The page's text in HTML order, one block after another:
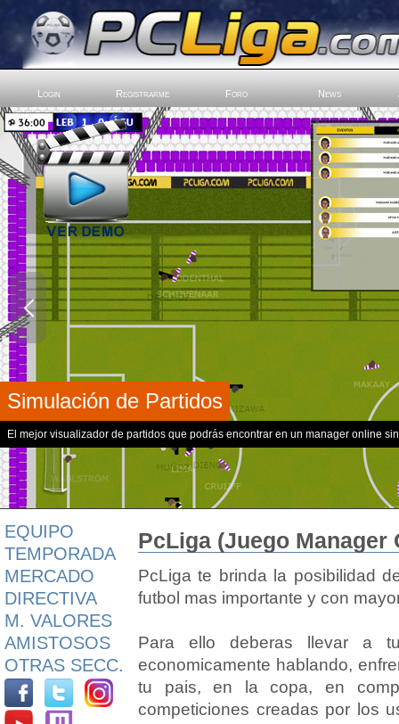
Login Registrarme Foro News
Simulación de Partidos
El mejor visualizador de partidos que podrás encontrar en un manager online
EQUIPO
TEMPORADA
MERCADO
DIRECTIVA
M. VALORES
AMISTOSOS
OTRAS SECC.
PcLiga (Juego Manager
PcLiga te brinda la posibilidad
futbol mas importante y con
Para ello deberas llevar a
economicamente hablando,
tu pais, en la copa, en
competiciones creadas por los